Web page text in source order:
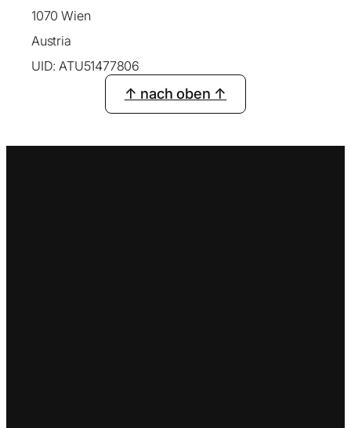
1070 Wien
Austria
UID: ATU51477806
↑ nach oben ↑